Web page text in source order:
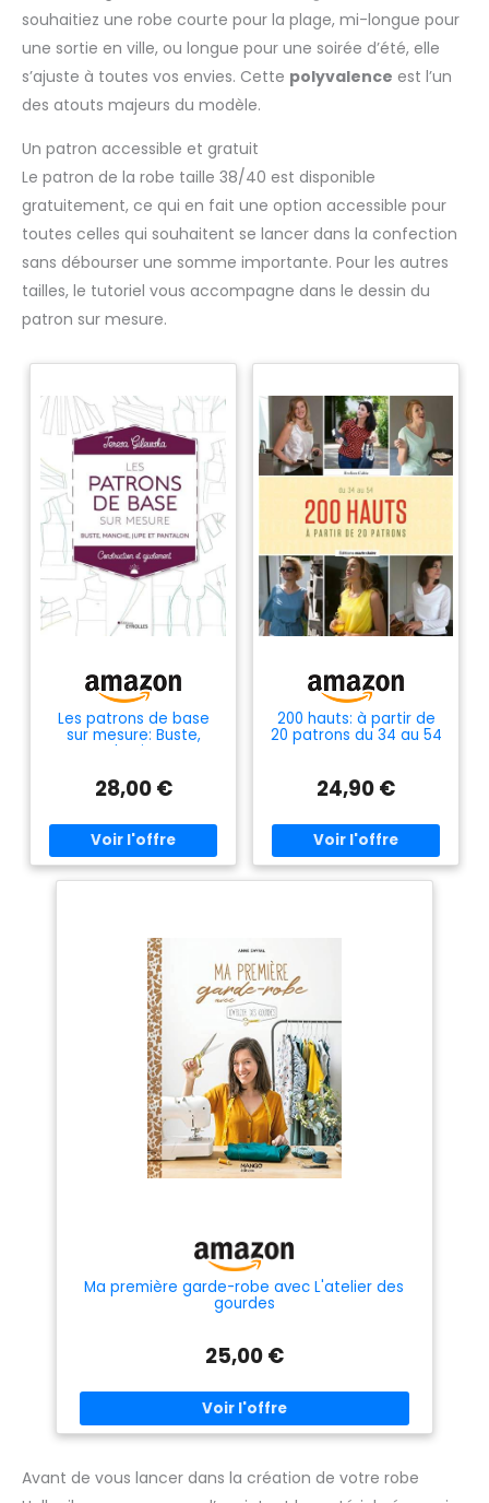
souhaitiez une robe courte pour la plage, mi-longue pour
une sortie en ville, ou longue pour une soirée d’été, elle
s’ajuste à toutes vos envies. Cette polyvalence est l’un
des atouts majeurs du modèle.
Un patron accessible et gratuit
Le patron de la robe taille 38/40 est disponible
gratuitement, ce qui en fait une option accessible pour
toutes celles qui souhaitent se lancer dans la confection
sans débourser une somme importante. Pour les autres
tailles, le tutoriel vous accompagne dans le dessin du
patron sur mesure.
Les patrons de base
sur mesure: Buste,
manche, jupe et
Construction et
ajustement
28,00 €
200 hauts: à partir de
20 patrons du 34 au 54
24,90 €
Ma première garde-robe avec L'atelier des
gourdes
25,00 €
Avant de vous lancer dans la création de votre robe